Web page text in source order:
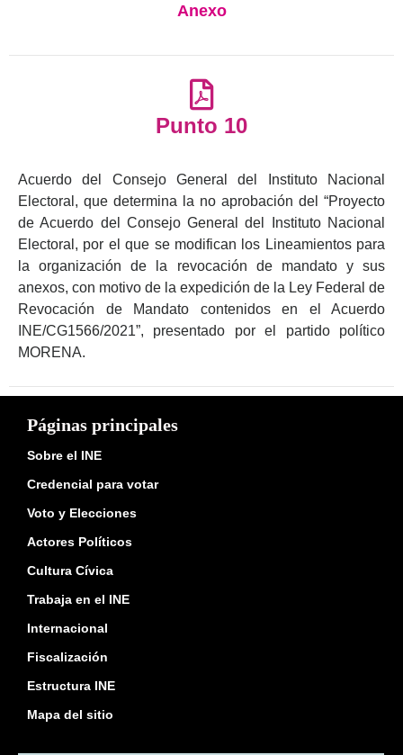
Anexo
Punto 10
Acuerdo del Consejo General del Instituto Nacional
Electoral, que determina la no aprobación del “Proyecto
de Acuerdo del Consejo General del Instituto Nacional
Electoral, por el que se modifican los Lineamientos para
la organización de la revocación de mandato y sus
anexos, con motivo de la expedición de la Ley Federal de
Revocación de Mandato contenidos en el Acuerdo
INE/CG1566/2021”, presentado por el partido político
MORENA.
Páginas principales
Sobre el INE
Credencial para votar
Voto y Elecciones
Actores Políticos
Cultura Cívica
Trabaja en el INE
Internacional
Fiscalización
Estructura INE
Mapa del sitio